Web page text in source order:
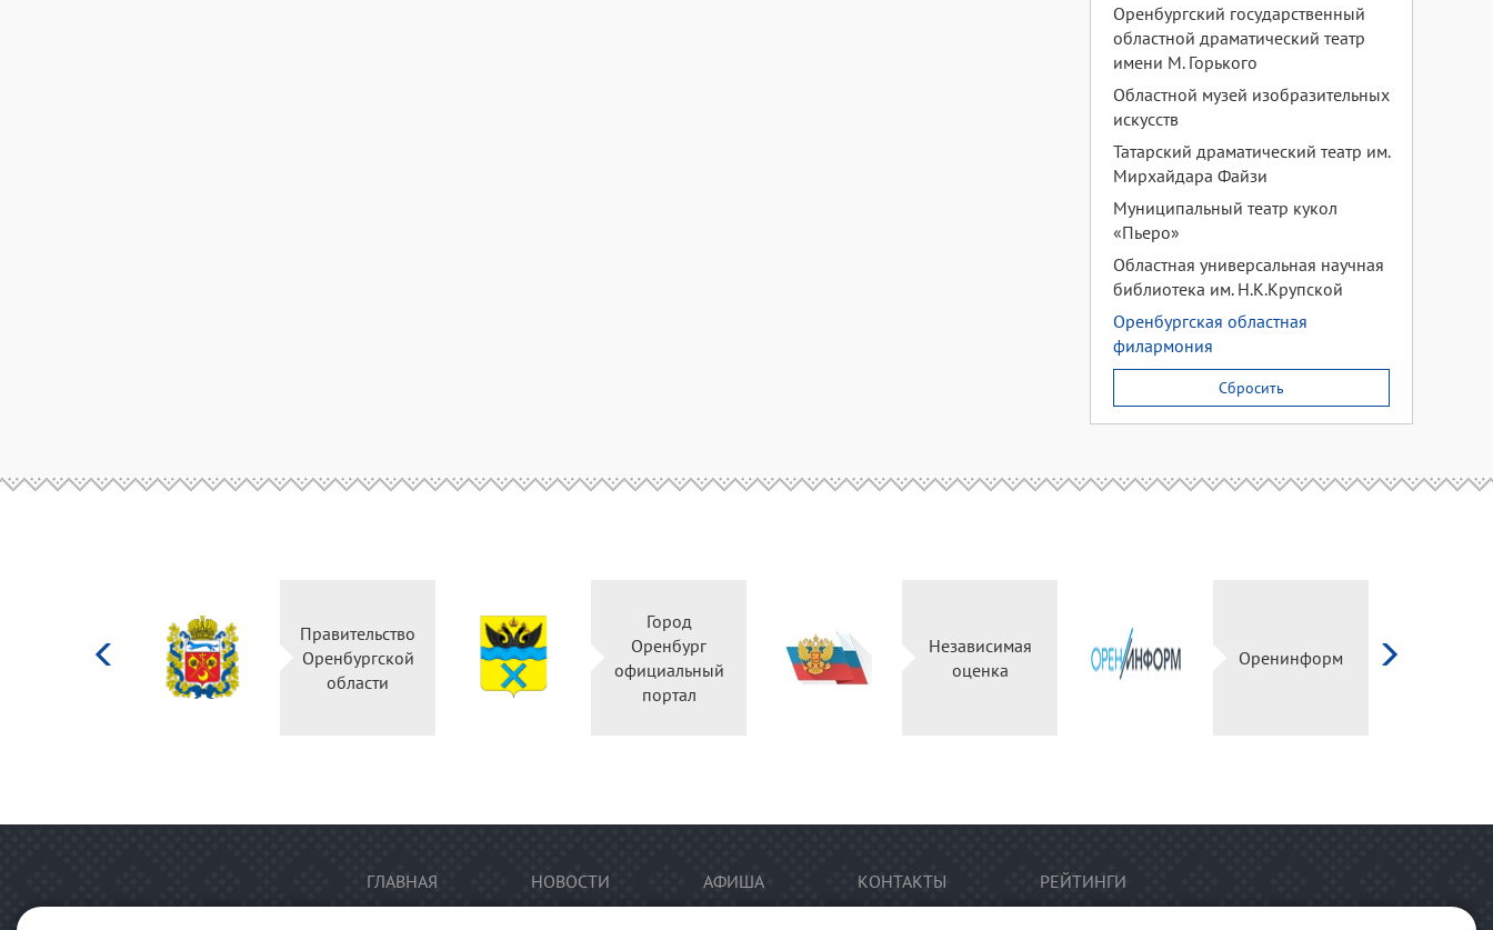
Оренбургский государственный
областной драматический театр
имени М. Горького
Областной музей изобразительных
искусств
Татарский драматический театр им.
Мирхайдара Файзи
Муниципальный театр кукол
«Пьеро»
Областная универсальная научная
библиотека им. Н.К.Крупской
Оренбургская областная
филармония
Сбросить
Правительство
Оренбургской
области
Город
Оренбург
официальный
портал
Независимая
оценка
Оренинформ
ГЛАВНАЯ НОВОСТИ АФИША КОНТАКТЫ РЕЙТИНГИ